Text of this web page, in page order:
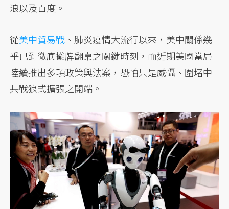
浪以及百度。
從美中貿易戰 、肺炎疫情大流行以來，美中關係幾
乎已到徹底攤牌翻桌之關鍵時刻，而近期美國當局
陸續推出多項政策與法案，恐怕只是威懾、圍堵中
共戰狼式擴張之開端。